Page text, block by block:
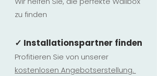
zu finden
✓ Installationspartner finden
Profitieren Sie von unserer
kostenlosen Angebotserstellung.